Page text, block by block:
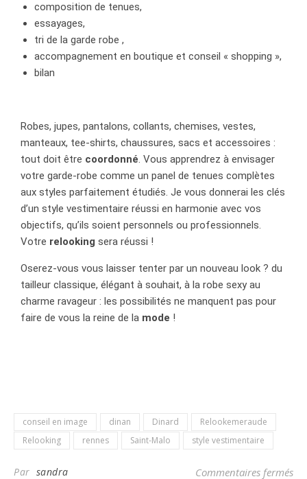
composition de tenues,
essayages,
tri de la garde robe ,
accompagnement en boutique et conseil « shopping »,
bilan
Robes, jupes, pantalons, collants, chemises, vestes,
manteaux, tee-shirts, chaussures, sacs et accessoires :
tout doit être coordonné. Vous apprendrez à envisager
votre garde-robe comme un panel de tenues complètes
aux styles parfaitement étudiés. Je vous donnerai les clés
d’un style vestimentaire réussi en harmonie avec vos
objectifs, qu’ils soient personnels ou professionnels.
Votre relooking sera réussi !
Oserez-vous vous laisser tenter par un nouveau look ? du
tailleur classique, élégant à souhait, à la robe sexy au
charme ravageur : les possibilités ne manquent pas pour
faire de vous la reine de la mode !
conseil en image dinan Dinard
Relookemeraude
Relooking
rennes Saint-Malo style vestimentaire
Par sandra Commentaires fermés